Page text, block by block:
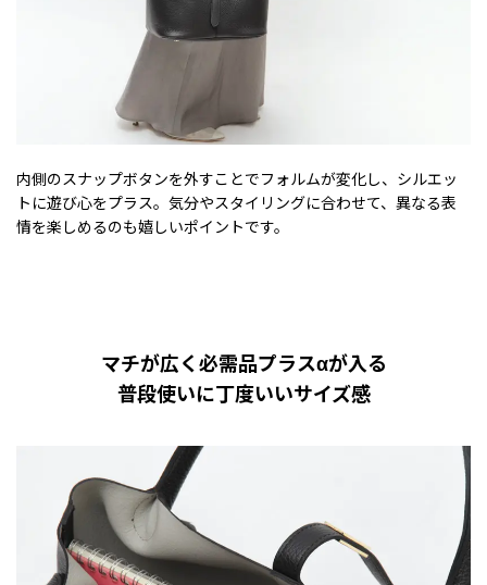
内側のスナップボタンを外すことでフォルムが変化し、シルエッ
トに遊び心をプラス。気分やスタイリングに合わせて、異なる表
情を楽しめるのも嬉しいポイントです。
マチが広く必需品プラスαが入る
普段使いに丁度いいサイズ感